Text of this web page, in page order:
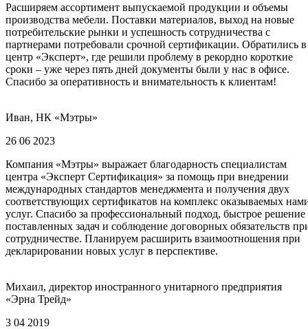
Расширяем ассортимент выпускаемой продукции и объемы
производства мебели. Поставки материалов, выход на новые
потребительские рынки и успешность сотрудничества с
партнерами потребовали срочной сертификации. Обратились в
центр «Эксперт», где решили проблему в рекордно короткие
сроки – уже через пять дней документы были у нас в офисе.
Спасибо за оперативность и внимательность к клиентам!
Иван, НК «Мэтры»
26 06 2023
Компания «Мэтры» выражает благодарность специалистам
центра «Эксперт Сертификация» за помощь при внедрении
международных стандартов менеджмента и получения двух
соответствующих сертификатов на комплекс оказываемых
услуг. Спасибо за профессиональный подход, быстрое решение
поставленных задач и соблюдение договорных обязательств
сотрудничестве. Планируем расширить взаимоотношения при
декларировании новых услуг в перспективе.
Михаил, директор иностранного унитарного предприятия
«Эрна Трейд»
3 04 2019